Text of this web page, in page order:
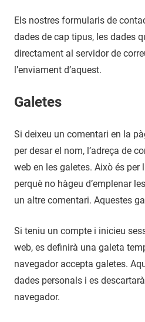
Els nostres formularis de
dades de cap tipus, les dades
directament al servidor de
l’enviament d’aquest.
Galetes
Si deixeu un comentari en la
per desar el nom, l’adreça de
web en les galetes. Això és
perquè no hàgeu d’emplenar
un altre comentari. Aquestes
Si teniu un compte i inicieu
web, es definirà una galeta
navegador accepta galetes.
dades personals i es
navegador.